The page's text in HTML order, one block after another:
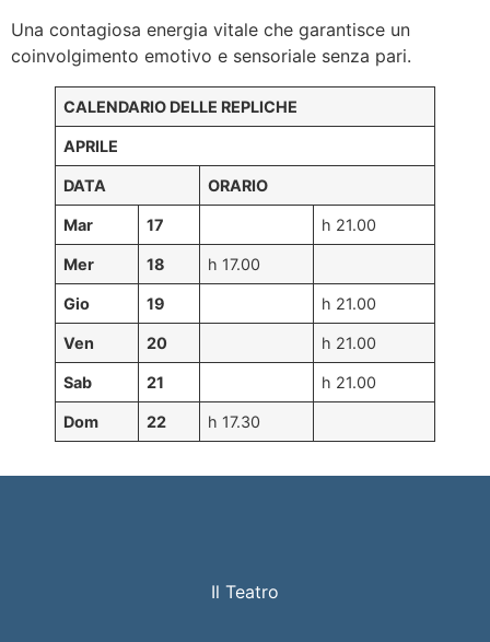
Una contagiosa energia vitale che garantisce un
coinvolgimento emotivo e sensoriale senza pari.
CALENDARIO DELLE REPLICHE
APRILE
DATA ORARIO
Mar 17 h 21.00
Mer 18 h 17.00
Gio 19 h 21.00
Ven 20 h 21.00
Sab 21 h 21.00
Dom 22 h 17.30
Il Teatro